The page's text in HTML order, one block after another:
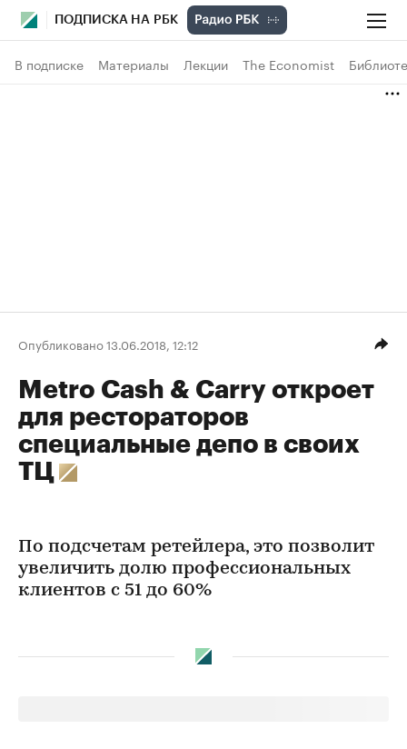
ПОДПИСКА НА РБК
В подписке Материалы Лекции The Economist
Опубликовано 13.06.2018, 12:12
Metro Cash & Carry откроет
для рестораторов
специальные депо в своих
ТЦ
По подсчетам ретейлера, это позволит
увеличить долю профессиональных
клиентов с 51 до 60%